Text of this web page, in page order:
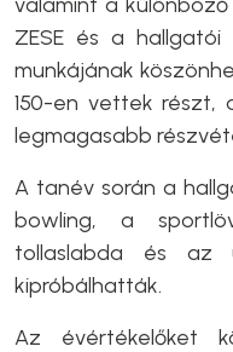
ZESE és a
munkájának
150-en vettek részt,
legmagasabb
A tanév során a
bowling, a
tollaslabda és az
kipróbálhatták.
Az évértékelőket